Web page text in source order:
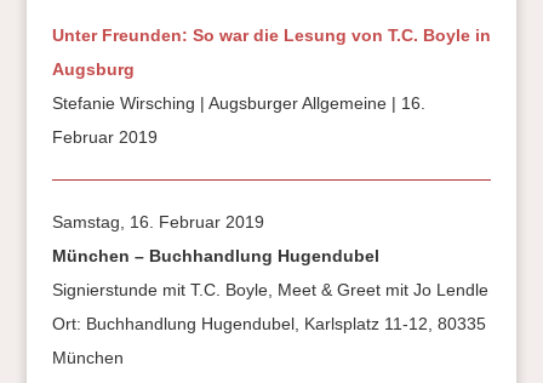
Unter Freunden: So war die Lesung von T.C. Boyle in
Augsburg
Stefanie Wirsching | Augsburger Allgemeine | 16.
Februar 2019
Samstag, 16. Februar 2019
München – Buchhandlung Hugendubel
Signierstunde mit T.C. Boyle, Meet & Greet mit Jo Lendle
Ort: Buchhandlung Hugendubel, Karlsplatz 11-12, 80335
München